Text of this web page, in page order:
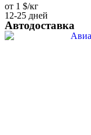
от 1 $/кг
12-25 дней
Автодоставка